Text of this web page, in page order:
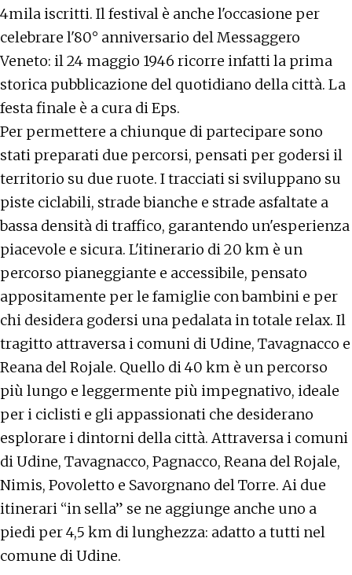
4mila iscritti. Il festival è anche l'occasione per
celebrare l'80° anniversario del Messaggero
Veneto: il 24 maggio 1946 ricorre infatti la prima
storica pubblicazione del quotidiano della città. La
festa finale è a cura di Eps.
Per permettere a chiunque di partecipare sono
stati preparati due percorsi, pensati per godersi il
territorio su due ruote. I tracciati si sviluppano su
piste ciclabili, strade bianche e strade asfaltate a
bassa densità di traffico, garantendo un'esperienza
piacevole e sicura. L'itinerario di 20 km è un
percorso pianeggiante e accessibile, pensato
appositamente per le famiglie con bambini e per
chi desidera godersi una pedalata in totale relax. Il
tragitto attraversa i comuni di Udine, Tavagnacco e
Reana del Rojale. Quello di 40 km è un percorso
più lungo e leggermente più impegnativo, ideale
per i ciclisti e gli appassionati che desiderano
esplorare i dintorni della città. Attraversa i comuni
di Udine, Tavagnacco, Pagnacco, Reana del Rojale,
Nimis, Povoletto e Savorgnano del Torre. Ai due
itinerari “in sella” se ne aggiunge anche uno a
piedi per 4,5 km di lunghezza: adatto a tutti nel
comune di Udine.